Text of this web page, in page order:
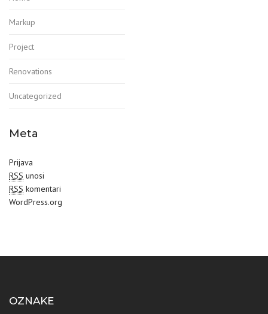
Markup
Project
Renovations
Uncategorized
Meta
Prijava
RSS unosi
RSS komentari
WordPress.org
OZNAKE